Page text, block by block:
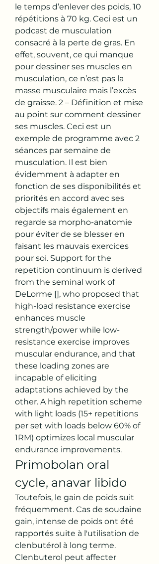
le temps d’enlever des poids, 10
répétitions à 70 kg. Ceci est un
podcast de musculation
consacré à la perte de gras. En
effet, souvent, ce qui manque
pour dessiner ses muscles en
musculation, ce n’est pas la
masse musculaire mais l’excès
de graisse. 2 – Définition et mise
au point sur comment dessiner
ses muscles. Ceci est un
exemple de programme avec 2
séances par semaine de
musculation. Il est bien
évidemment à adapter en
fonction de ses disponibilités et
priorités en accord avec ses
objectifs mais également en
regarde sa morpho-anatomie
pour éviter de se blesser en
faisant les mauvais exercices
pour soi. Support for the
repetition continuum is derived
from the seminal work of
DeLorme [], who proposed that
high-load resistance exercise
enhances muscle
strength/power while low-
resistance exercise improves
muscular endurance, and that
these loading zones are
incapable of eliciting
adaptations achieved by the
other. A high repetition scheme
with light loads (15+ repetitions
per set with loads below 60% of
1RM) optimizes local muscular
endurance improvements.
Primobolan oral
cycle, anavar libido
Toutefois, le gain de poids suit
fréquemment. Cas de soudaine
gain, intense de poids ont été
rapportés suite à l'utilisation de
clenbutérol à long terme.
Clenbuterol peut affecter